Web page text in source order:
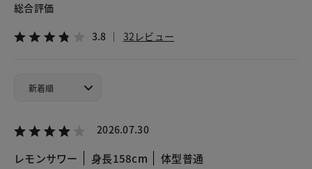
総合評価
3.8 32レビュー
2026.07.30
レモンサワー 身長158cm 体型普通